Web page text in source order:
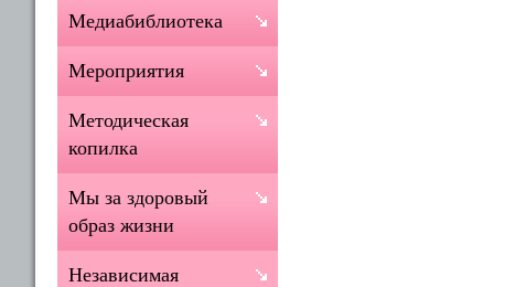
Медиабиблиотека
Мероприятия
Методическая
копилка
Мы за здоровый
образ жизни
Независимая